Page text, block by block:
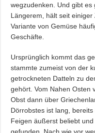
wegzudenken. Und gibt
Längerem, hält seit
Variante von Gemüse
Geschäfte.
Ursprünglich kommt das
stammte zumeist von der
getrockneten Datteln zu
gehört. Vom Nahen Osten
Obst dann über
Dörrobstes ist lang,
Feigen äußerst beliebt
gefunden. Nach wie vor